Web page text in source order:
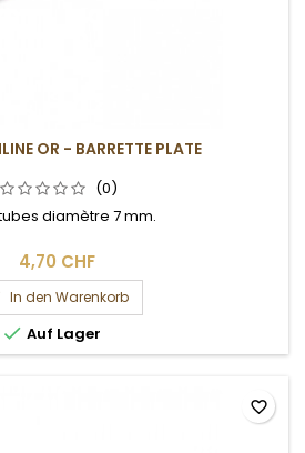
OR - BARRETTE PLATE
(0)
diamètre 7 mm.
4,70 CHF
In den Warenkorb
 Auf Lager
favorite_border